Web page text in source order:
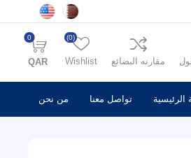
مقارنه البضائع Wishlist
(0)
0
QAR
الرئيسية تواصل معنا من نحن